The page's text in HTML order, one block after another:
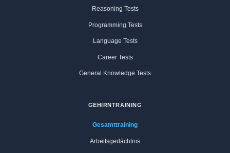
Reasoning Tests
Programming Tests
Language Tests
Career Tests
General Knowledge Tests
GEHIRNTRAINING
Gesamttraining
Arbeitsgedächtnis